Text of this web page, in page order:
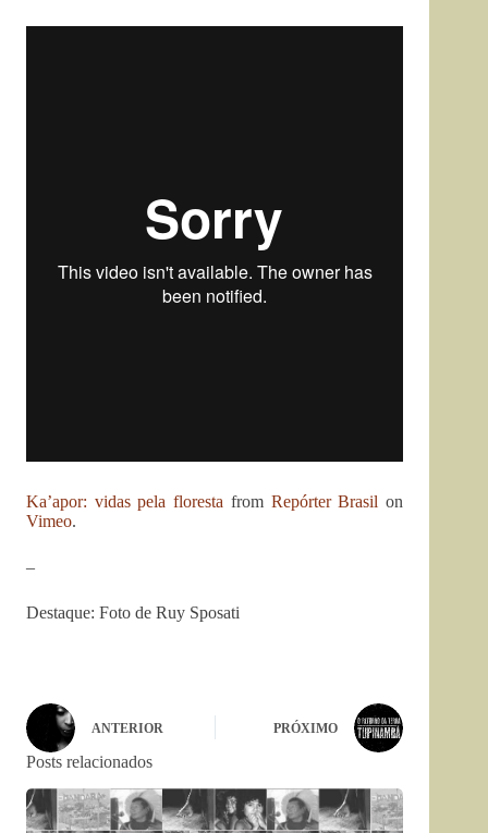
Ka’apor: vidas pela floresta from Repórter Brasil on
Vimeo.
–
Destaque: Foto de Ruy Sposati
ANTERIOR PRÓXIMO
Posts relacionados